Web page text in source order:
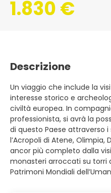
1.830 €
Descrizione
Un viaggio che include la
interesse storico e
civiltà europea. In
professionista, si avrà la
di questo Paese attraverso
l’Acropoli di Atene, Olimpia,
ancor più completo dalla
monasteri arroccati su torri
Patrimoni Mondiali